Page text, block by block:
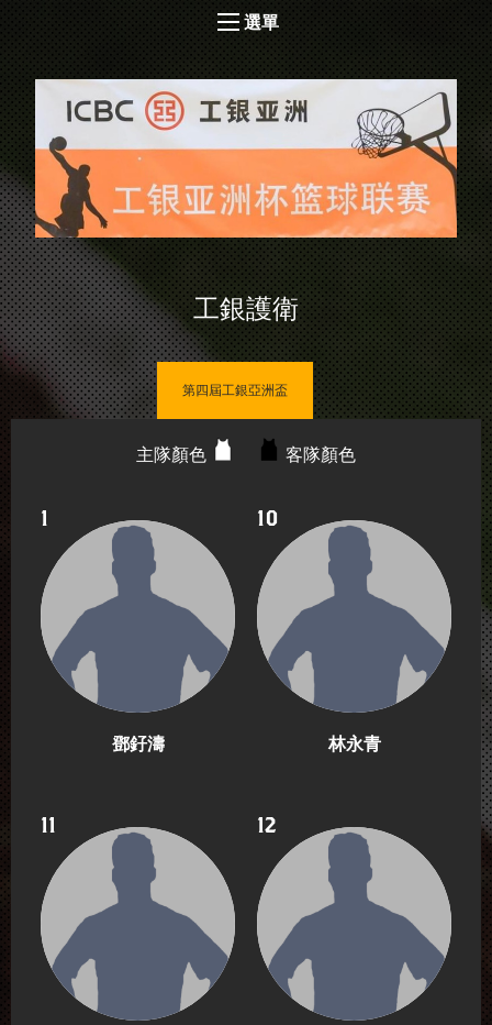
選單
工銀護衛
第四屆工銀亞洲盃
主隊顏色 客隊顏色
1
鄧釨濤
10
林永青
11 12